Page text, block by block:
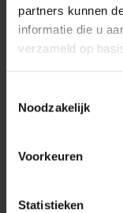
partners kunnen
informatie die u
verzameld op
Noodzakelijk
Voorkeuren
Statistieken